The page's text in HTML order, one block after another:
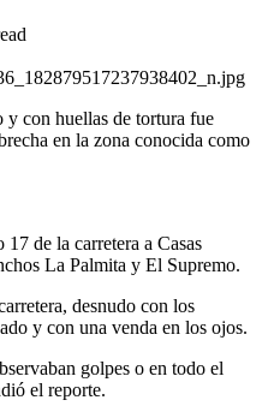
y con huellas de tortura fue
en la zona conocida como
de la carretera a Casas
La Palmita y El Supremo.
desnudo con los
y con una venda en los ojos.
golpes o en todo el
el reporte.